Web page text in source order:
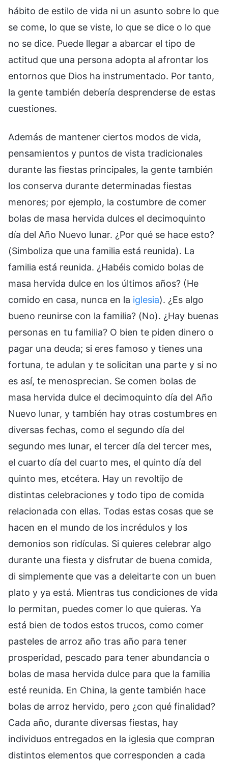
hábito de estilo de vida ni un asunto sobre lo que
se come, lo que se viste, lo que se dice o lo que
no se dice. Puede llegar a abarcar el tipo de
actitud que una persona adopta al afrontar los
entornos que Dios ha instrumentado. Por tanto,
la gente también debería desprenderse de estas
cuestiones.
Además de mantener ciertos modos de vida,
pensamientos y puntos de vista tradicionales
durante las fiestas principales, la gente también
los conserva durante determinadas fiestas
menores; por ejemplo, la costumbre de comer
bolas de masa hervida dulces el decimoquinto
día del Año Nuevo lunar. ¿Por qué se hace esto?
(Simboliza que una familia está reunida). La
familia está reunida. ¿Habéis comido bolas de
masa hervida dulce en los últimos años? (He
comido en casa, nunca en la iglesia). ¿Es algo
bueno reunirse con la familia? (No). ¿Hay buenas
personas en tu familia? O bien te piden dinero o
pagar una deuda; si eres famoso y tienes una
fortuna, te adulan y te solicitan una parte y si no
es así, te menosprecian. Se comen bolas de
masa hervida dulce el decimoquinto día del Año
Nuevo lunar, y también hay otras costumbres en
diversas fechas, como el segundo día del
segundo mes lunar, el tercer día del tercer mes,
el cuarto día del cuarto mes, el quinto día del
quinto mes, etcétera. Hay un revoltijo de
distintas celebraciones y todo tipo de comida
relacionada con ellas. Todas estas cosas que se
hacen en el mundo de los incrédulos y los
demonios son ridículas. Si quieres celebrar algo
durante una fiesta y disfrutar de buena comida,
di simplemente que vas a deleitarte con un buen
plato y ya está. Mientras tus condiciones de vida
lo permitan, puedes comer lo que quieras. Ya
está bien de todos estos trucos, como comer
pasteles de arroz año tras año para tener
prosperidad, pescado para tener abundancia o
bolas de masa hervida dulce para que la familia
esté reunida. En China, la gente también hace
bolas de arroz hervido, pero ¿con qué finalidad?
Cada año, durante diversas fiestas, hay
individuos entregados en la iglesia que compran
distintos elementos que corresponden a cada